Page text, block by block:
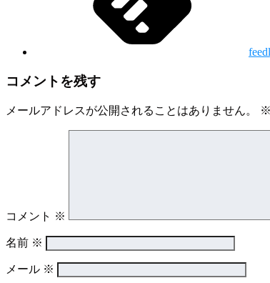
コメントを残す
メールアドレスが公開されることはありません。 ※
コメント ※
名前 ※
メール ※